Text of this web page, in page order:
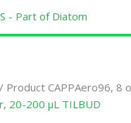
/ Product CAPPAero96, 8
20-200 µL TILBUD